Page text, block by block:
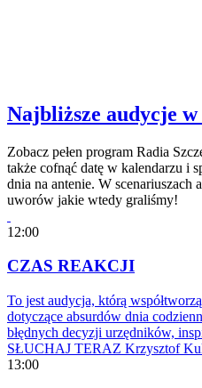
Najbliższe audycje
Zobacz pełen program Radia
także cofnąć datę w kalendarzu i
dnia na antenie. W scenariuszach
uworów jakie wtedy graliśmy!
12:00
CZAS REAKCJI
To jest audycja, którą
dotyczące absurdów dnia
błędnych decyzji urzędników,
SŁUCHAJ TERAZ Krzysztof
13:00